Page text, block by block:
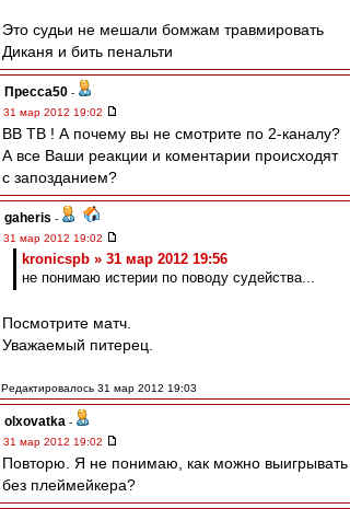
Это судьи не мешали бомжам травмировать
Диканя и бить пенальти
Пресса50 -
31 мар 2012 19:02
ВВ ТВ ! А почему вы не смотрите по 2-каналу?
А все Ваши реакции и коментарии происходят
с запозданием?
gaheris -
31 мар 2012 19:02
kronicspb » 31 мар 2012 19:56
не понимаю истерии по поводу судейства...
Посмотрите матч.
Уважаемый питерец.
Редактировалось 31 мар 2012 19:03
olxovatka -
31 мар 2012 19:02
Повторю. Я не понимаю, как можно выигрывать
без плеймейкера?